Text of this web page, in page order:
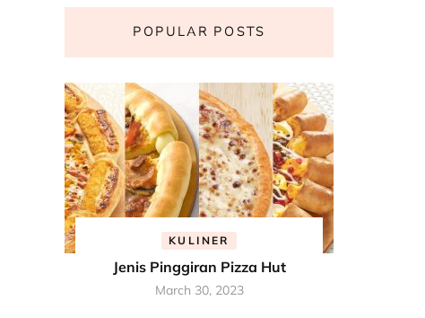
POPULAR POSTS
KULINER
Jenis Pinggiran Pizza Hut
March 30, 2023